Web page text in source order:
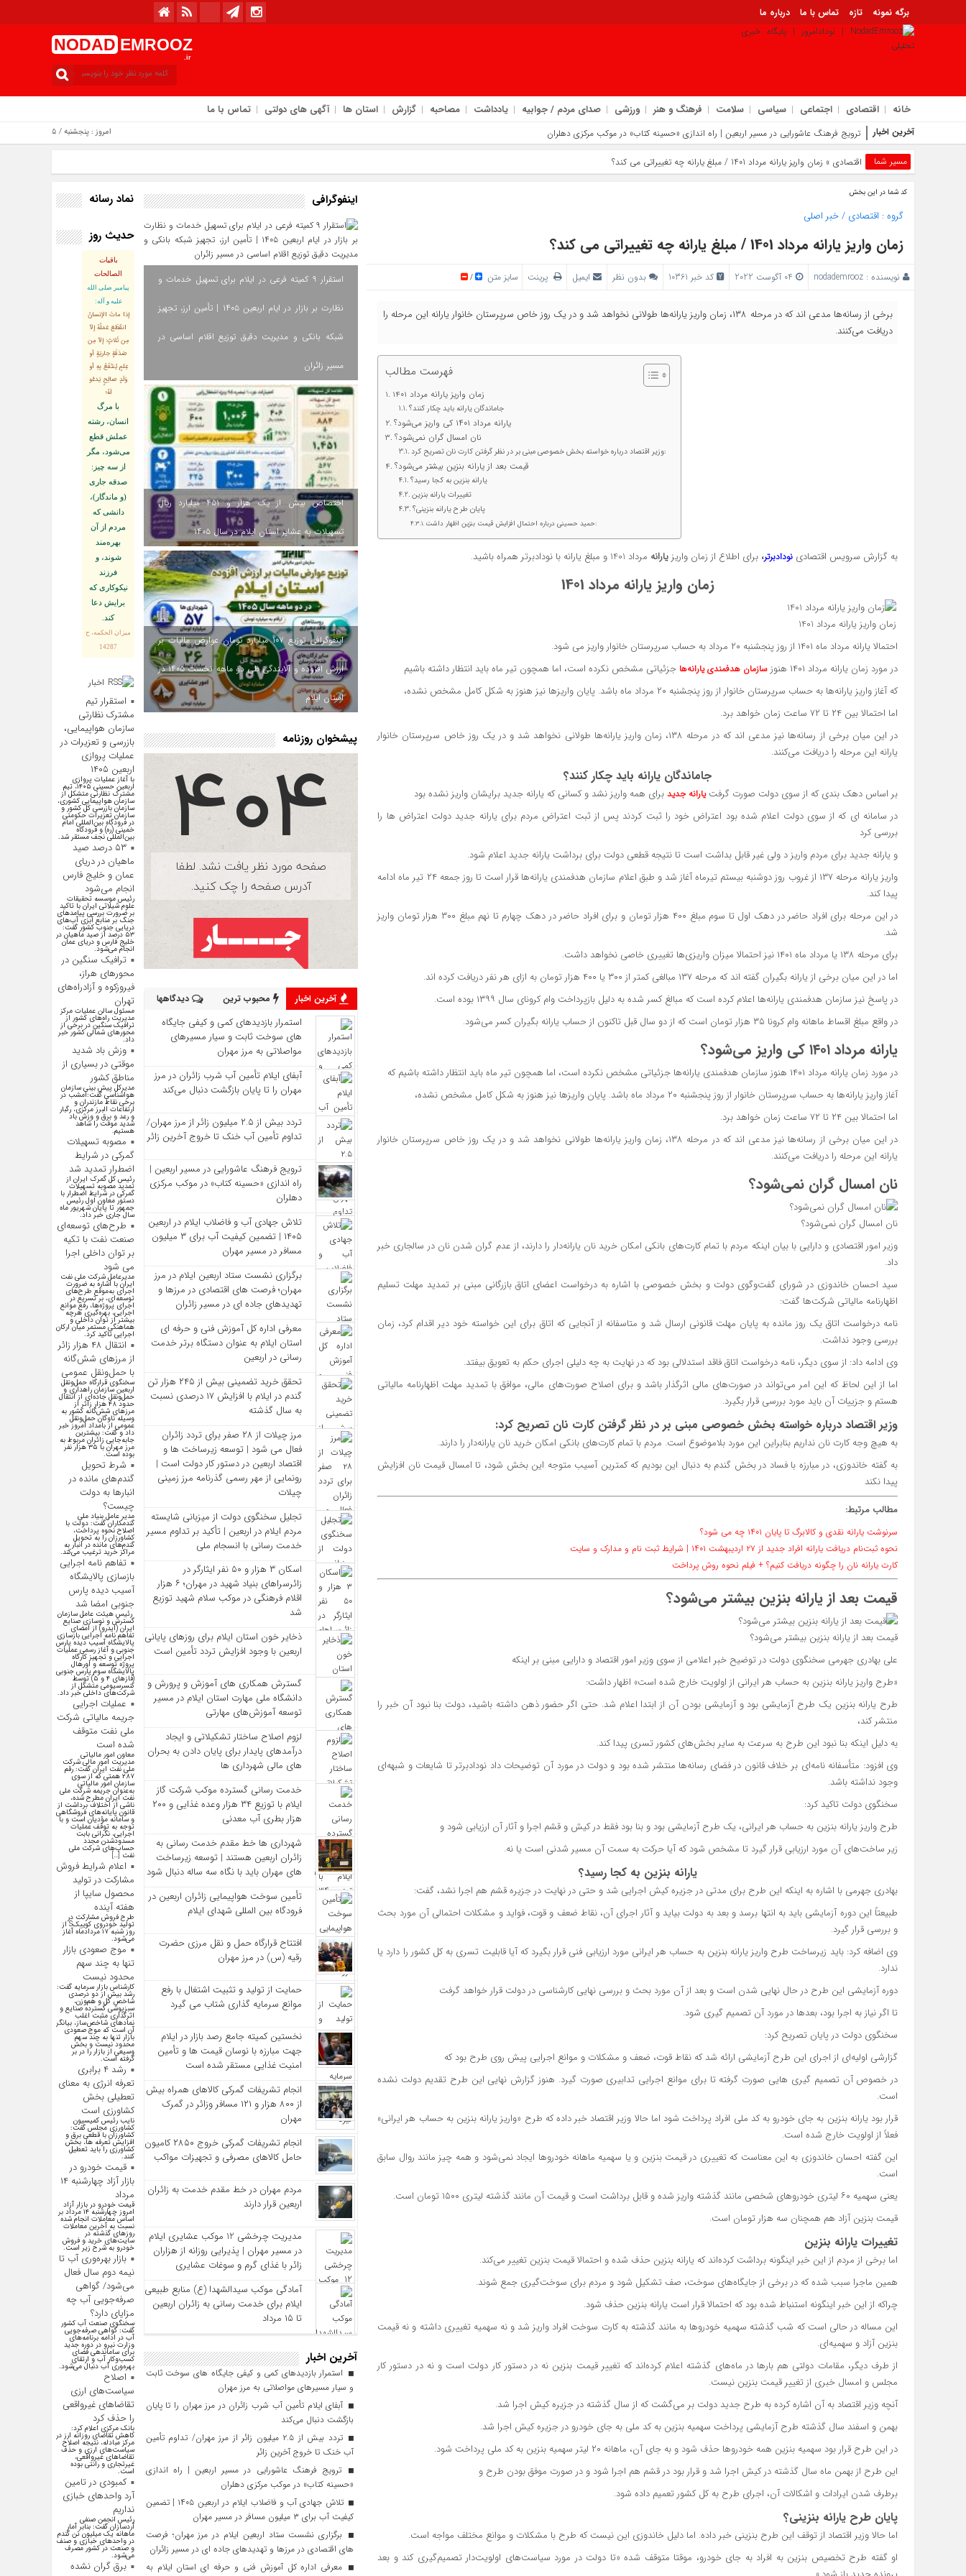
برگه نمونه تازه تماس با ما درباره ما
NODAD EMROOZ
.ir
خانه اقتصادی اجتماعی سیاسی سلامت فرهنگ و هنر ورزشی صدای مردم / جوابیه یادداشت مصاحبه گزارش استان ها آگهی های دولتی تماس با ما
آخرین اخبار ترویج فرهنگ عاشورایی در مسیر اربعین | راه‌ اندازی «حسینه کتاب» در موکب مرکزی دهلران امروز : پنجشنبه / ۱۵ مرداد / ۱۴۰۵
مسیر شما اقتصادی » زمان واریز یارانه مرداد 1401 / مبلغ یارانه چه تغییراتی می کند؟
کد شما در این بخش
گروه : اقتصادی /خبر اصلی
زمان واریز یارانه مرداد 1401 / مبلغ یارانه چه تغییراتی می کند؟
نویسنده : nodademrooz کد خبر 10361 بدون نظر ایمیل پرینت سایز متن /
برخی از رسانه‌ها مدعی اند که در مرحله ۱۳۸، زمان واریز یارانه‌ها طولانی نخواهد شد و در یک روز خاص سرپرستان خانوار یارانه این مرحله را
دریافت می‌کنند.
فهرست مطالب
زمان واریز یارانه مرداد 1401
جاماندگان یارانه باید چکار کنند؟
یارانه مرداد ۱۴۰۱ کی واریز می‌شود؟
نان امسال گران نمی‌شود؟
وزیر اقتصاد درباره خواسته بخش خصوصی مبنی بر در نظر گرفتن کارت نان تصریح کرد:
قیمت بعد از یارانه بنزین بیشتر می‌شود؟
یارانه بنزین به کجا رسید؟
تغییرات یارانه بنزین
پایان طرح یارانه بنزینی؟
حمید حسینی درباره احتمال افزایش قیمت بنزین اظهار داشت:
به گزارش سرویس اقتصادی نودادبرتر، برای اطلاع از زمان واریز یارانه مرداد 1401 و مبلغ یارانه با نودادبرتر همراه باشید.
زمان واریز یارانه مرداد 1401
زمان واریز یارانه مرداد 1401
احتمالا یارانه مرداد ماه ۱۴۰۱ از روز پنجشنبه ۲۰ مرداد به حساب سرپرستان خانوار واریز می شود.
در مورد زمان یارانه مرداد ۱۴۰۱ هنوز
سازمان هدفمندی یارانه‌ها جزئیاتی مشخص نکرده است، اما همچون تیر ماه باید انتظار داشته باشیم
که آغاز واریز یارانه‌ها به حساب سرپرستان خانوار از روز پنجشنبه ۲۰ مرداد ماه باشد. پایان واریزها نیز هنوز به شکل کامل مشخص نشده،
اما احتمالا بین ۲۴ تا ۷۲ ساعت زمان خواهد برد.
در این میان برخی از رسانه‌ها نیز مدعی اند که در مرحله ۱۳۸، زمان واریز یارانه‌ها طولانی نخواهد شد و در یک روز خاص سرپرستان خانوار
یارانه این مرحله را دریافت می‌کنند.
جاماندگان یارانه باید چکار کنند؟
بر اساس دهک بندی که از سوی دولت صورت گرفتیارانه جدیدبرای همه واریز نشد و کسانی که یارانه جدید برایشان واریز نشده بود
در سامانه ای که از سوی دولت اعلام شده بود اعتراض خود را ثبت کردند پس از ثبت اعتراض مردم برای یارانه جدید دولت اعتراض ها را
بررسی کرد
و یارانه جدید برای مردم واریز د ولی غیر قابل بداشت است تا نتیجه قطعی دولت برای برداشت یارانه جدید اعلام شود.
واریز یارانه مرحله ۱۳۷ از غروب روز دوشنبه بیستم تیرماه آغاز شد و طبق اعلام سازمان هدفمندی یارانه‌ها قرار است تا روز جمعه ۲۴ تیر ماه ادامه
پیدا کند.
در این مرحله برای افراد حاضر در دهک اول تا سوم مبلغ ۴۰۰ هزار تومان و برای افراد حاضر در دهک چهارم تا نهم مبلغ ۳۰۰ هزار تومان واریز
شد.
برای مرحله ۱۳۸ یا مرداد ماه ۱۴۰۱ نیز احتمالا میزان واریزی‌ها تغییری خاصی نخواهد داشت.
اما در این میان برخی از یارانه بگیران گفته اند که مرحله ۱۳۷ مبالغی کمتر از ۳۰۰ یا ۴۰۰ هزار تومان به ازای هر نفر دریافت کرده اند.
در پاسخ نیز سازمان هدفمندی یارانه‌ها اعلام کرده است که مبالغ کسر شده به دلیل بازپرداخت وام کرونای سال ۱۳۹۹ بوده است.
در واقع مبلغ اقساط ماهانه وام کرونا ۳۵ هزار تومان است که از دو سال قبل تاکنون از حساب یارانه بگیران کسر می‌شود.
یارانه مرداد ۱۴۰۱ کی واریز می‌شود؟
در مورد زمان یارانه مرداد ۱۴۰۱ هنوز سازمان هدفمندی یارانه‌ها جزئیاتی مشخص نکرده است، اما همچون تیر ماه باید انتظار داشته باشیم که
آغاز واریز یارانه‌ها به حساب سرپرستان خانوار از روز پنجشنبه ۲۰ مرداد ماه باشد. پایان واریزها نیز هنوز به شکل کامل مشخص نشده،
اما احتمالا بین ۲۴ تا ۷۲ ساعت زمان خواهد برد.
در این میان برخی از رسانه‌ها نیز مدعی اند که در مرحله ۱۳۸، زمان واریز یارانه‌ها طولانی نخواهد شد و در یک روز خاص سرپرستان خانوار
یارانه این مرحله را دریافت می‌کنند.
نان امسال گران نمی‌شود؟
نان امسال گران نمی‌شود؟
وزیر امور اقتصادی و دارایی با بیان اینکه مردم با تمام کارت‌های بانکی امکان خرید نان یارانه‌دار را دارند، از عدم گران شدن نان در سالجاری خبر
داد.
سید احسان خاندوزی در شورای گفت‌وگوی دولت و بخش خصوصی با اشاره به درخواست اعضای اتاق بازرگانی مبنی بر تمدید مهلت تسلیم
اظهارنامه مالیاتی شرکت‌ها گفت:
نامه درخواست اتاق یک روز مانده به پایان مهلت قانونی ارسال شد و متاسفانه از آنجایی که اتاق برای این خواسته خود دیر اقدام کرد، زمان
بررسی وجود نداشت.
وی ادامه داد: از سوی دیگر، نامه درخواست اتاق فاقد استدلالی بود که در نهایت به چه دلیلی اجرای حکم به تعویق بیفتد.
اما از این لحاظ که این امر می‌تواند در صورت‌های مالی اثرگذار باشد و برای اصلاح صورت‌های مالی، موافق با تمدید مهلت اظهارنامه مالیاتی
هستم و جزییات آن باید مورد بررسی قرار بگیرد.
وزیر اقتصاد درباره خواسته بخش خصوصی مبنی بر در نظر گرفتن کارت نان تصریح کرد:
به هیچ وجه کارت نان نداریم بنابراین این مورد بلاموضوع است. مردم با تمام کارت‌های بانکی امکان خرید نان یارانه‌دار را دارند.
به گفته خاندوزی، در مبارزه با فساد در بخش گندم به دنبال این بودیم که کمترین آسیب متوجه این بخش شود، تا امسال قیمت نان افزایش
پیدا نکند
مطالب مرتبط:
سرنوشت یارانه نقدی و کالابرگ تا پایان ۱۴۰۱ چه می شود؟
نحوه ثبت‌نام دریافت یارانه افراد جدید از ۲۷ اردیبهشت ۱۴۰۱ | شرایط ثبت نام و مدارک و سایت
کارت یارانه نان را چگونه دریافت کنیم؟ + فیلم نحوه روش پرداخت
قیمت بعد از یارانه بنزین بیشتر می‌شود؟
قیمت بعد از یارانه بنزین بیشتر می‌شود؟
علی بهادری جهرمی سخنگوی دولت در توضیح خبر اعلامی از سوی وزیر امور اقتصاد و دارایی مبنی بر اینکه
«طرح واریز یارانه بنزین به حساب هر ایرانی از اولویت خارج شده است» اظهار داشت:
طرح یارانه بنزین یک طرح آزمایشی بود و آزمایشی بودن آن از ابتدا اعلام شد. حتی اگر حضور ذهن داشته باشید، دولت بنا نبود آن خبر را
منتشر کند،
به دلیل اینکه بنا نبود این طرح به سرعت به سایر بخش‌های کشور تسری پیدا کند.
وی افزود: متأسفانه نامه‌ای بر خلاف قانون در فضای رسانه‌ها منتشر شده بود و دولت در مورد آن توضیحات داد نودادبرتر تا شایعات و شبهه‌ای
وجود نداشته باشد.
سخنگوی دولت تاکید کرد:
طرح واریز یارانه بنزین به حساب هر ایرانی، یک طرح آزمایشی بود و بنا بود فقط در کیش و قشم اجرا و آثار آن ارزیابی شود و
زیر ساخت‌های آن مورد ارزیابی قرار گیرد تا مشخص شود که آیا حرکت به سمت آن مسیر شدنی است یا نه.
یارانه بنزین به کجا رسید؟
بهادری جهرمی با اشاره به اینکه این طرح برای مدتی در جزیره کیش اجرایی شد و حتی در نهایت در جزیره قشم هم اجرا نشد، گفت:
طبیعتاً این دوره آزمایشی باید به انتها برسد و بعد به دولت بیاید و آثار اجرای آن، نقاط ضعف و قوت، فواید و مشکلات احتمالی آن مورد بحث
و بررسی قرار گیرد.
وی اضافه کرد: باید زیرساخت طرح واریز یارانه بنزین به حساب هر ایرانی مورد ارزیابی فنی قرار بگیرد که آیا قابلیت تسری به کل کشور را دارد یا
ندارد.
دوره آزمایشی این طرح در حال نهایی شدن است و بعد از آن مورد بحث و بررسی نهایی کارشناسی در دولت قرار خواهد گرفت
تا اگر نیاز به اجرا بود، بعدها در مورد آن تصمیم گیری شود.
سخنگوی دولت در پایان تصریح کرد:
گزارشی اولیه‌ای از اجرای این طرح آزمایشی ارائه شد که نقاط قوت، ضعف و مشکلات و موانع اجرایی پیش روی طرح بود که
در خصوص آن تصمیم گیری هایی صورت گرفته تا برای موانع اجرایی تدابیری صورت گیرد. هنوز گزارش نهایی این طرح تقدیم دولت نشده
است.
قرار بود یارانه بنزین به جای خودرو به کد ملی افراد پرداخت شود اما حالا وزیر اقتصاد خبر داده که طرح «واریز یارانه بنزین به حساب هر ایرانی»
فعلاً از اولویت خارج شده است.
این گفته احسان خاندوزی به این معناست که تغییری در قیمت بنزین و یا سهمیه ماهانه خودروها ایجاد نمی‌شود و همه چیز مانند روال سابق
است.
یعنی سهمیه ۶۰ لیتری خودروهای شخصی مانند گذشته واریز شده و قابل برداشت است و قیمت آن مانند گذشته لیتری ۱۵۰۰ تومان است.
قیمت بنزین آزاد هم همچنان سه هزار تومان است.
تغییرات یارانه بنزین
اما برخی از مردم از این خبر اینگونه برداشت کرده‌اند که یارانه بنزین حذف شده و احتمالا قیمت بنزین تغییر می‌کند.
همین ماجرا سبب شده که در برخی از جایگاه‌های سوخت، صف تشکیل شود و مردم برای سوخت‌گیری جمع شوند.
چراکه از این خبر اینگونه استنباط شده بود که احتمالا قرار است یارانه بنزین حذف شود.
این مساله در حالی است که شب گذشته سهمیه خودروها به مانند گذشته به کارت سوخت افراد واریز شد و نه سهمیه تغییری داشته و نه قیمت
بنزین آزاد و سهمیه‌ای.
از طرف دیگر، مقامات دولتی هم بارها در ماه‌های گذشته اعلام کرده‌اند که تغییر قیمت بنزین نه در دستور کار دولت است و نه در دستور کار
مجلس و امسال خبری از تغییر قیمت بنزین نیست.
آنچه وزیر اقتصاد به آن اشاره کرده به طرح جدید دولت بر می‌گشت که از سال گذشته در جزیره کیش اجرا شد.
بهمن و اسفند سال گذشته طرح آزمایشی پرداخت سهمیه بنزین به کد ملی به جای خودرو در جزیره کیش اجرا شد.
در این طرح قرار بود سهمیه بنزین همه خودروها حذف شود و به جای آن، ماهانه ۲۰ لیتر سهمیه بنزین به کد ملی پرداخت شود.
این طرح از بهمن ماه سال گذشته در کیش اجرا شد و قرار بود در قشم هم اجرا شود و در صورت موفق بودن طرح و
برطرف شدن ایرادات و اشکالات آن، اجرای طرح به کل کشور تعمیم داده شود.
پایان طرح یارانه بنزینی؟
اما حالا وزیر اقتصاد از توقف این طرح بنزینی خبر داده. اما دلیل خاندوزی این نیست که طرح با مشکلات و موانع مختلف مواجه است.
او گفته طرح تخصیص بنزین به افراد به جای خودرو، موقتا متوقف شده «تا دولت در مورد سیاست‌های اولویت‌دار تصمیم‌گیری کند و بعد
اینفوگرافی
استقرار ۹ کمیته فرعی در ایلام برای تسهیل خدمات و
نظارت بر بازار در ایام اربعین ۱۴۰۵ | تأمین ارز، تجهیز
شبکه بانکی و مدیریت دقیق توزیع اقلام اساسی در
مسیر زائران
اختصاص بیش از یک هزار و ۴۵۱ میلیارد ریال
تسهیلات به عشایر استان ایلام در سال ۱۴۰۵
اینفوگرافی توزیع ۱۰۷ میلیارد تومان عوارض مالیات بر
ارزش افزوده و آلایندگی طی دو ماهه نخست ۱۴۰۵ در
استان ایلام
پیشخوان روزنامه
آخرین اخبار محبوب ترین دیدگاهها
استمرار بازدیدهای کمی و کیفی جایگاه‌
های سوخت ثابت و سیار مسیرهای
مواصلاتی به مرز مهران
آبفای ایلام تأمین آب شرب زائران در مرز
مهران را تا پایان بازگشت دنبال می‌کند
تردد بیش از ۲.۵ میلیون زائر از مرز مهران/
تداوم تأمین آب خنک تا خروج آخرین زائر
ترویج فرهنگ عاشورایی در مسیر اربعین |
راه‌ اندازی «حسینه کتاب» در موکب مرکزی
دهلران
تلاش جهادی آب و فاضلاب ایلام در اربعین
۱۴۰۵ | تضمین کیفیت آب برای ۳ میلیون
مسافر در مسیر مهران
برگزاری نشست ستاد اربعین ایلام در مرز
مهران؛ فرصت‌ های اقتصادی در مرزها و
تهدیدهای جاده‌ ای در مسیر زائران
معرفی اداره کل آموزش فنی و حرفه‌ ای
استان ایلام به‌ عنوان دستگاه برتر خدمت‌
رسانی در اربعین
تحقق خرید تضمینی بیش از ۲۴۵ هزار تن
گندم در ایلام با افزایش ۱۷ درصدی نسبت
به سال گذشته
مرز چیلات از ۲۸ صفر برای تردد زائران
فعال می‌ شود | توسعه زیرساخت‌ ها و
اقتصاد اربعین در دستور کار دولت است |
رونمایی از مهر رسمی گذرنامه مرز زمینی
چیلات
تجلیل سخنگوی دولت از میزبانی شایسته
مردم ایلام در اربعین | تأکید بر تداوم مسیر
خدمت‌ رسانی با انسجام ملی
اسکان ۳ هزار و ۵۰ نفر ایثارگر در
زائرسراهای بنیاد شهید در مهران؛ ۶ هزار
اقلام فرهنگی در موکب سلام شهید توزیع
شد
ذخایر خون استان ایلام برای روزهای پایانی
اربعین با وجود افزایش تردد تأمین است
گسترش همکاری‌ های آموزش و پرورش و
دانشگاه ملی مهارت استان ایلام در مسیر
توسعه آموزش‌های مهارتی
لزوم اصلاح ساختار تشکیلاتی و ایجاد
درآمدهای پایدار برای پایان دادن به بحران‌
های مالی شهرداری‌ ها
خدمت رسانی گسترده موکب شرکت گاز
ایلام با توزیع ۳۴ هزار وعده غذایی و ۲۰۰
هزار بطری آب معدنی
شهرداری‌ ها خط مقدم خدمت ‌رسانی به
زائران اربعین هستند | توسعه زیرساخت
‌های مهران باید با نگاه سه‌ ساله دنبال شود
تأمین سوخت هواپیمایی زائران اربعین در
فرودگاه بین المللی شهدای ایلام
افتتاح قرارگاه حمل‌ و نقل مرزی حضرت
رقیه (س) در مرز مهران
حمایت از تولید و تثبیت اشتغال با رفع
موانع سرمایه‌ گذاری شتاب می‌ گیرد
نخستین کمیته جامع رصد بازار در ایلام
جهت مبارزه با نوسان قیمت‌ ها و تأمین
امنیت غذایی مستقر شده است
انجام تشریفات گمرکی کالاهای همراه بیش
از ۸۰۰ هزار و ۱۲۱ مسافر وزائر در گمرک
مهران
انجام تشریفات گمرکی خروج ۲۸۵۰ کامیون
حامل کالاهای مصرفی و تجهیزات مواکب
مردم مهران در خط مقدم خدمت به زائران
اربعین قرار دارند
مدیریت چرخشی 12 موکب‌ عشایری ایلام
در مسیر مهران | پذیرایی روزانه از هزاران
زائر با غذای گرم و سوغات عشایری
آمادگی موکب سیدالشهدا (ع) منابع طبیعی
ایلام برای خدمت‌ رسانی به زائران اربعین
تا ۱۵ مرداد
آخرین اخبار
استمرار بازدیدهای کمی و کیفی جایگاه‌ های سوخت ثابت
و سیار مسیرهای مواصلاتی به مرز مهران
آبفای ایلام تأمین آب شرب زائران در مرز مهران را تا پایان
بازگشت دنبال می‌کند
تردد بیش از ۲.۵ میلیون زائر از مرز مهران/ تداوم تأمین
آب خنک تا خروج آخرین زائر
ترویج فرهنگ عاشورایی در مسیر اربعین | راه‌ اندازی
«حسینه کتاب» در موکب مرکزی دهلران
تلاش جهادی آب و فاضلاب ایلام در اربعین ۱۴۰۵ | تضمین
کیفیت آب برای ۳ میلیون مسافر در مسیر مهران
برگزاری نشست ستاد اربعین ایلام در مرز مهران؛ فرصت‌
های اقتصادی در مرزها و تهدیدهای جاده‌ ای در مسیر زائران
معرفی اداره کل آموزش فنی و حرفه‌ ای استان ایلام به‌
نماد رسانه
حدیث روز
باقیات
الصالحات
پيامبر صلى‏ الله‏
عليه ‏و‏ آله:
إذا ماتَ الإنسانُ
انقَطَعَ عَمَلُهُ إلاّ
مِن ثَلاثٍ: إلاّ مِن
صَدَقَةٍ جاريَةٍ أو
عِلمٍ يُنتَفَعُ بِهِ أو
وَلَدٍ صالِحٍ يَدعُو
لَهُ؛
با مرگ
انسان، رشته
عملش قطع
مى‌شود، مگر
از سه چيز:
صدقه جارى
(و ماندگار)،
دانشى كه
مردم از آن
بهره‏‌مند
شوند، و
فرزند
نيكوكارى كه
برايش دعا
كند.
ميزان الحكمه، ح
14287
اخبار
اقتصادی
استقرار تیم
مشترک نظارتی
سازمان هواپیمایی،
بازرسی و تعزیرات در
عملیات پروازی
اربعین ۱۴۰۵
با آغاز عملیات پروازی
اربعین حسینی ۱۴۰۵، تیم
مشترک نظارتی متشکل از
سازمان هواپیمایی کشوری،
سازمان بازرسی کل کشور و
سازمان تعزیرات حکومتی
در فرودگاه بین‌المللی امام
خمینی (ره) و فرودگاه
بین‌المللی نجف مستقر شد.
۵۳ درصد صید
ماهیان در دریای
عمان و خلیج فارس
انجام می‌شود
رئیس موسسه تحقیقات
علوم شیلاتی ایران با تاکید
بر ضرورت بررسی پیامد‌های
جنگ بر منابع آبزی آب‌های
دریایی جنوب کشور گفت:
۵۳ درصد از صید ماهیان در
خلیج فارس و دریای عمان
انجام می‌شود.
ترافیک سنگین در
محورهای هراز،
فیروزکوه و آزادراه‌های
تهران
مسئول سالن عملیات مرکز
مدیریت راه‌های کشور از
ترافیک سنگین در برخی از
محور‌های شمالی کشور خبر
داد.
وزش باد شدید
موقتی در بسیاری از
مناطق کشور
مدیرکل پیش بینی سازمان
هواشناسی گفت:امشب در
برخی نقاط مازندران و
ارتفاعات البرز مرکزی، رگبار
و رعد و برق و وزش باد
شدید موقت را شاهد
هستیم.
مصوبه تسهیلات
گمرکی در شرایط
اضطرار تمدید شد
رئیس کل گمرک ایران از
تمدید مصوبه تسهیلات
گمرکی در شرایط اضطرار با
دستور معاون اول رئیس
جمهور تا پایان شهریور ماه
سال جاری خبر داد.
طرح‌های توسعه‌ای
صنعت نفت با تکیه
بر توان داخلی اجرا
می شود
مدیرعامل شرکت ملی نفت
ایران با اشاره به ضرورت
اجرای به‌موقع طرح‌های
توسعه‌ای، بر تسریع در
اجرای پروژه‌ها، رفع موانع
اجرایی، بهره‌گیری هرچه
بیشتر از توان داخلی و
هماهنگی مستمر میان ارکان
اجرایی تاکید کرد.
انتقال ۴۸ هزار زائر
از مرزهای شش‌گانه
با حمل‌ونقل عمومی
سخنگوی قرارگاه حمل‌ونقل
اربعین سازمان راهداری و
حمل‌ونقل جاده‌ای از انتقال
حدود ۴۸ هزار زائر از
مرز‌های شش‌گانه کشور به
وسیله ناوگان حمل‌ونقل
عمومی از بامداد امروز خبر
داد و گفت: بیشترین
جابه‌جایی زائران مربوط به
مرز مهران با ۳۵ هزار نفر
بوده است.
شرط تحویل
گندم‌های مانده در
انبار‌ها به دولت
چیست؟
مدیر عامل بنیاد ملی
گندمکاران گفت: دولت با
اصلاح نحوه پرداخت،
کشاورزان را به تحویل
گندم‌های مانده در انبار به
مراکز خرید ترغیب می‌کند.
تفاهم نامه اجرایی
بازسازی پالایشگاه
آسیب دیده پارس
جنوبی امضا شد
رئیس هیئت عامل سازمان
گسترش و نوسازی صنایع
ایران (ایدرو) از امضای
تفاهم نامه اجرایی بازسازی
پالایشگاه آسیب دیده پارس
جنوبی و آغاز رسمی عملیات
اجرایی و تجهیز کارگاه
پروژه توسعه و اورهال
پالایشگاه سوم پارس جنوبی
(فاز‌های ۴ و ۵) توسط
کنسرسیومی متشکل از
شرکت‌های داخلی خبر داد.
عملیات اجرایی
جریمه مالیاتی شرکت
ملی نفت متوقف
شده است
معاون امور مالیاتی
مدیریت امور مالی شرکت
ملی نفت ایران گفت: رقم
۲۸۷ همتی که از سوی
سازمان امور مالیاتی
به‌عنوان جریمه شرکت ملی
نفت ایران مطرح شده،
ناشی از اختلاف برداشت از
قانون پایانه‌های فروشگاهی
و سامانه مؤدیان است و با
توجه به توقف عملیات
اجرایی، نگرانی بابت
مسدودشدن مجدد
حساب‌های شرکت ملی
نفت […]
اعلام شرایط فروش
مشارکت در تولید
محصول سایپا از
هفته آینده
طرح فروش مشارکت در
تولید خودروی کوییکS از
روز شنبه ۱۷ مردادماه آغاز
می‌شود.
موج صعودی بازار
تنها به چند سهم
محدود نیست
کارشناس بازار سرمایه گفت:
رشد بیش از دو درصدی
شاخص کل و هم‌وزن،
سبزپوشی گسترده صنایع و
اثرگذاری مثبت اغلب
نماد‌های شاخص‌ساز، بیانگر
آن است که موج صعودی
بازار تنها به چند سهم
محدود نیست و بخش
وسیعی از بازار را در بر
گرفته است.
رشد ۴ برابری
تعرفه انرژی به معنای
تعطیلی بخش
کشاورزی است
نایب رئیس کمیسیون
کشاورزی مجلس گفت:
کشاورزان با قطعی برق و
افزایش تعرفه ها، بخش
کشاورزی را باید تعطیل
کنند.
قیمت خودرو در
بازار آزاد چهارشنبه ۱۴
مرداد
قیمت خودرو در بازار آزاد
امروز چهارشنبه ۱۴ مرداد بر
اساس معاملات انجام شده
نسبت به آخرین معاملات
روز‌های گذشته در
سایت‌های خرید و فروش
خودرو به شرح زیر است.
بازار بهره‌وری آب تا
نیمه دوم سال فعال
می‌شود/ گواهی
صرفه‌جویی آب چه
مزایای دارد؟
سخنگوی صنعت آب کشور
گفت: گواهی صرفه‌جویی
آب در ادامه برنامه‌های
وزارت نیرو در دوره جدید
برای ساماندهی فضای
کسب‌وکار آب و ارتقای
بهره‌وری آب دنبال می‌شود.
اصلاح
سیاست‌های ارزی
تقاضاهای غیرواقعی
را حذف کرد
بانک مرکزی اعلام کرد:
کاهش تقاضای روزانه ارز در
مرکز مبادله، نتیجه اصلاح
سیاست‌های ارزی و حذف
تقاضا‌های غیرواقعی،
غیرتجاری و رانتی بوده
است.
کمبودی در تامین
آرد واحد‌های خبازی
نداریم
رئیس انجمن صنفی
آردسازان گفت: بنابر آمار
ماهانه یک میلیون تن گندم
در واحد‌های خبازی و صنف
و صنعت در کشور مصرف
می‌شود.
برق گران نشده